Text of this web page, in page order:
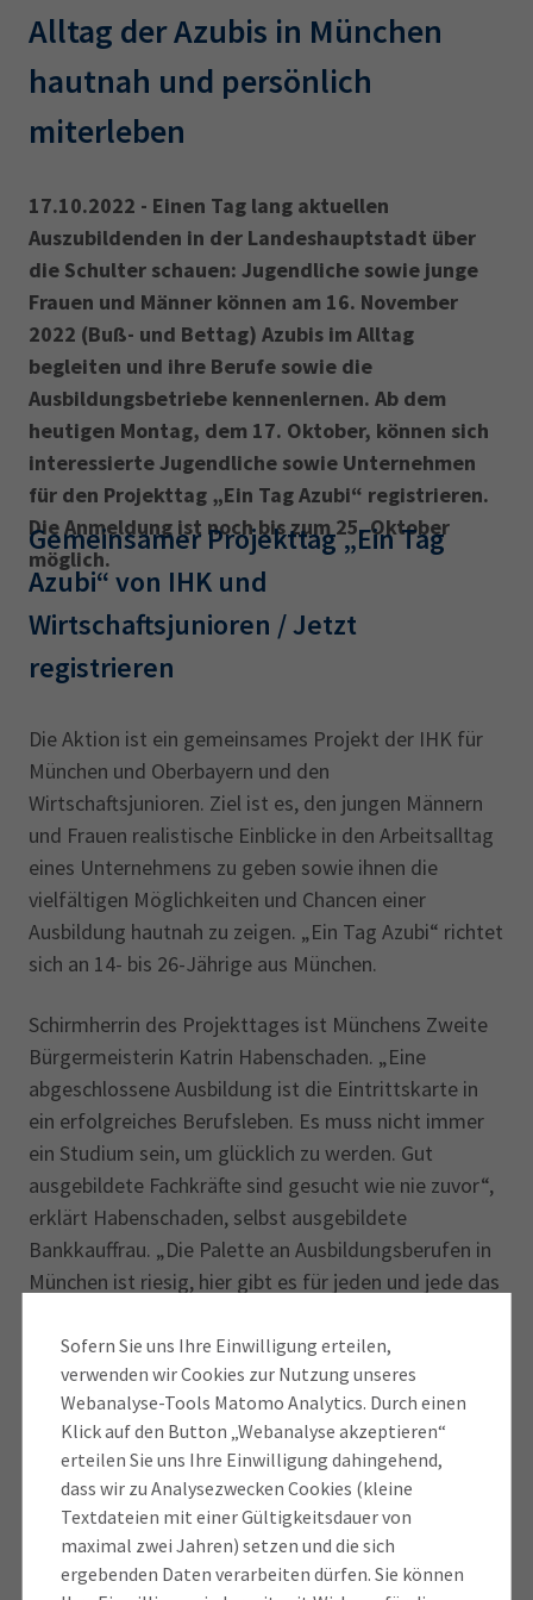
Sofern Sie uns Ihre Einwilligung erteilen,
verwenden wir Cookies zur Nutzung unseres
Webanalyse-Tools Matomo Analytics. Durch einen
Klick auf den Button „Webanalyse akzeptieren“
erteilen Sie uns Ihre Einwilligung dahingehend,
dass wir zu Analysezwecken Cookies (kleine
Textdateien mit einer Gültigkeitsdauer von
maximal zwei Jahren) setzen und die sich
ergebenden Daten verarbeiten dürfen. Sie können
Alltag der Azubis in München
hautnah und persönlich
miterleben
17.10.2022 - Einen Tag lang aktuellen
Auszubildenden in der Landeshauptstadt über
die Schulter schauen: Jugendliche sowie junge
Frauen und Männer können am 16. November
2022 (Buß- und Bettag) Azubis im Alltag
begleiten und ihre Berufe sowie die
Ausbildungsbetriebe kennenlernen. Ab dem
heutigen Montag, dem 17. Oktober, können sich
interessierte Jugendliche sowie Unternehmen
für den Projekttag „Ein Tag Azubi“ registrieren.
Die Anmeldung ist noch bis zum 25. Oktober
möglich.
Gemeinsamer Projekttag „Ein Tag
Azubi“ von IHK und
Wirtschaftsjunioren / Jetzt
registrieren
Die Aktion ist ein gemeinsames Projekt der IHK für
München und Oberbayern und den
Wirtschaftsjunioren. Ziel ist es, den jungen Männern
und Frauen realistische Einblicke in den Arbeitsalltag
eines Unternehmens zu geben sowie ihnen die
vielfältigen Möglichkeiten und Chancen einer
Ausbildung hautnah zu zeigen. „Ein Tag Azubi“ richtet
sich an 14- bis 26-Jährige aus München.
Schirmherrin des Projekttages ist Münchens Zweite
Bürgermeisterin Katrin Habenschaden. „Eine
abgeschlossene Ausbildung ist die Eintrittskarte in
ein erfolgreiches Berufsleben. Es muss nicht immer
ein Studium sein, um glücklich zu werden. Gut
ausgebildete Fachkräfte sind gesucht wie nie zuvor“,
erklärt Habenschaden, selbst ausgebildete
Bankkauffrau. „Die Palette an Ausbildungsberufen in
München ist riesig, hier gibt es für jeden und jede das
herzlich ein, in die Unternehmen zu schnuppern und
sich ein eigenes Bild zu machen, wie
abwechslungsreich und spannend ein Lehrberuf sein
kann.“
„Mit der Aktion wollen wir Lust auf eine Ausbildung in
der Landeshauptstadt machen“, sagt Kathrin
Lehmann, stellvertretende Vorsitzende des IHK-